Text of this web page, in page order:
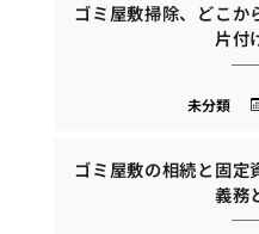
ゴミ屋敷掃除、どこか
片付
未分類
ゴミ屋敷の相続と固定
義務